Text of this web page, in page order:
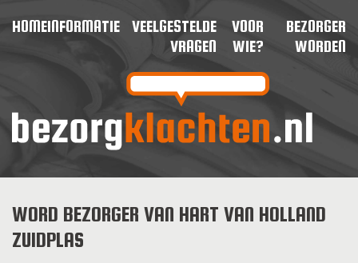
HOMEINFORMATIE
VEELGESTELDE
VRAGEN
VOOR
WIE?
BEZORGER
WORDEN
WORD BEZORGER VAN HART VAN HOLLAND
ZUIDPLAS